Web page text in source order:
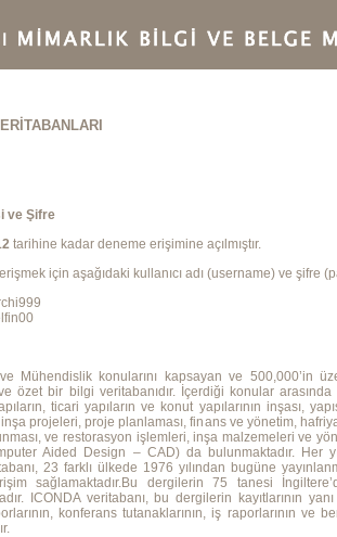
ve Şifre
tarihine kadar deneme erişimine açılmıştır.
için aşağıdaki kullanıcı adı (username) ve şifre
Mühendislik konularını kapsayan ve 500,000’in
özet bir bilgi veritabanıdır. İçerdiği konular
ticari yapıların ve konut yapılarının inşası,
projeleri, proje planlaması, finans ve yönetim,
ve restorasyon işlemleri, inşa malzemeleri ve
Aided Design – CAD) da bulunmaktadır. Her
23 farklı ülkede 1976 yılından bugüne
sağlamaktadır.Bu dergilerin 75 tanesi
ICONDA veritabanı, bu dergilerin kayıtlarının
konferans tutanaklarının, iş raporlarının ve